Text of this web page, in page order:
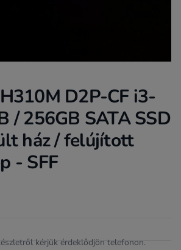
D2P-CF i3-
/ 256GB SATA SSD
ház / felújított
- SFF
kérjük érdeklődjön telefonon.